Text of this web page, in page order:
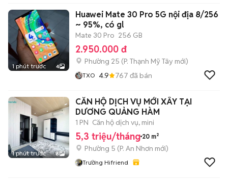
1 phút trước 4
Huawei Mate 30 Pro 5G nội địa 8/256
~ 95%, có gl
Mate 30 Pro 256 GB
2.950.000 đ
Phường 25 (P. Thạnh Mỹ Tây mới)
TXO 4.9 767 đã bán
1 phút trước 8
CĂN HỘ DỊCH VỤ MỚI XÂY TẠI
DƯƠNG QUẢNG HÀM
1 PN Căn hộ dịch vụ, mini
5,3 triệu/tháng 20 m²
Phường 5 (P. An Nhơn mới)
Trường Hifriend